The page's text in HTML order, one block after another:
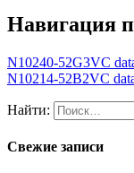
Навигация
N10240-52G3VC
N10214-52B2VC
Найти:
Свежие записи